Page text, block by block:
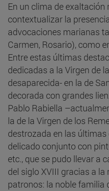
En un clima de exaltación
contextualizar la
advocaciones marianas
Carmen, Rosario), como
Entre estas últimas
dedicadas a la Virgen de
desaparecida- en la de
decorada con grandes
Pablo Rabiella
la de la Virgen de los
destrozada en las
delicado conjunto con
etc., que se pudo llevar a
del siglo XVIII gracias a
patronos: la noble familia